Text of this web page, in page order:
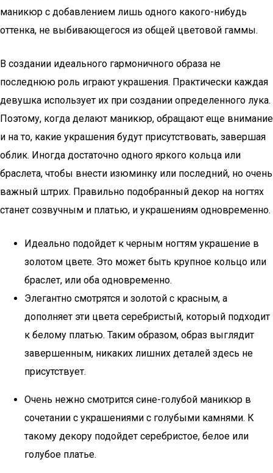
маникюр с добавлением лишь одного какого-нибудь
оттенка, не выбивающегося из общей цветовой гаммы.
В создании идеального гармоничного образа не
последнюю роль играют украшения. Практически каждая
девушка использует их при создании определенного лука.
Поэтому, когда делают маникюр, обращают еще внимание
и на то, какие украшения будут присутствовать, завершая
облик. Иногда достаточно одного яркого кольца или
браслета, чтобы внести изюминку или последний, но очень
важный штрих. Правильно подобранный декор на ногтях
станет созвучным и платью, и украшениям одновременно.
Идеально подойдет к черным ногтям украшение в
золотом цвете. Это может быть крупное кольцо или
браслет, или оба одновременно.
Элегантно смотрятся и золотой с красным, а
дополняет эти цвета серебристый, который подходит
к белому платью. Таким образом, образ выглядит
завершенным, никаких лишних деталей здесь не
присутствует.
Очень нежно смотрится сине-голубой маникюр в
сочетании с украшениями с голубыми камнями. К
такому декору подойдет серебристое, белое или
голубое платье.